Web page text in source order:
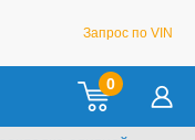
Запрос по VIN
0